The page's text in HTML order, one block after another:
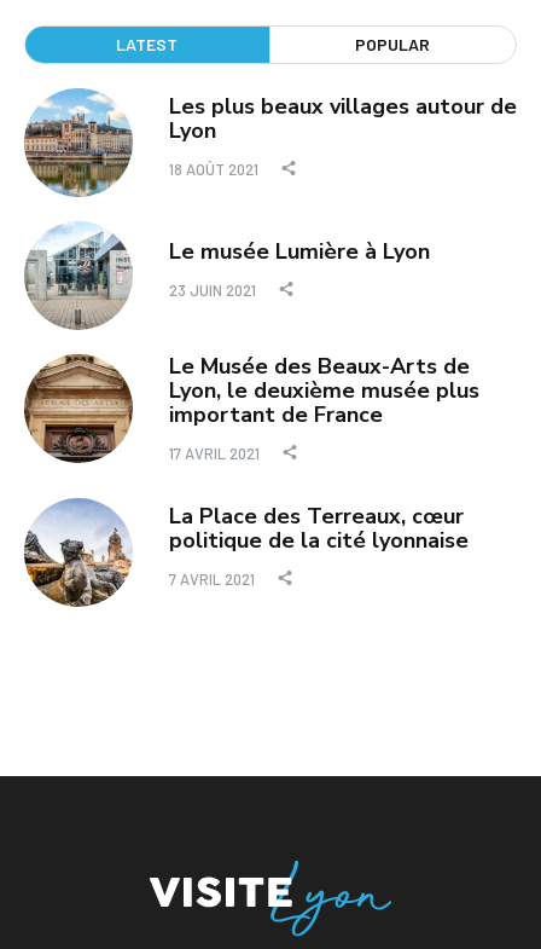
LATEST POPULAR
Les plus beaux villages autour de
Lyon
18 AOÛT 2021
Le musée Lumière à Lyon
23 JUIN 2021
Le Musée des Beaux-Arts de
Lyon, le deuxième musée plus
important de France
17 AVRIL 2021
La Place des Terreaux, cœur
politique de la cité lyonnaise
7 AVRIL 2021